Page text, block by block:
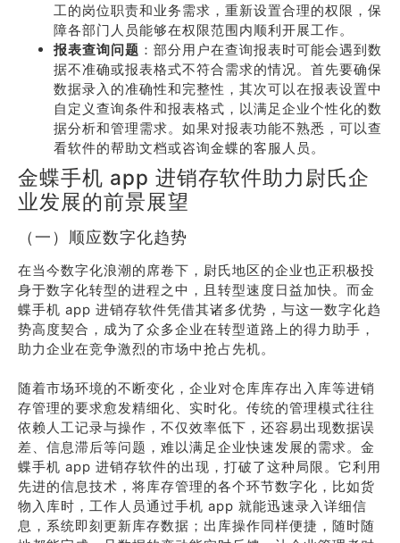
工的岗位职责和业务需求，重新设置合理的权限，保
障各部门人员能够在权限范围内顺利开展工作。
报表查询问题 ：部分用户在查询报表时可能会遇到数
据不准确或报表格式不符合需求的情况。首先要确保
数据录入的准确性和完整性，其次可以在报表设置中
自定义查询条件和报表格式，以满足企业个性化的数
据分析和管理需求。如果对报表功能不熟悉，可以查
看软件的帮助文档或咨询金蝶的客服人员。
金蝶手机 app 进销存软件助力尉氏企
业发展的前景展望
（一）顺应数字化趋势
在当今数字化浪潮的席卷下，尉氏地区的企业也正积极投
身于数字化转型的进程之中，且转型速度日益加快。而金
蝶手机 app 进销存软件凭借其诸多优势，与这一数字化趋
势高度契合，成为了众多企业在转型道路上的得力助手，
助力企业在竞争激烈的市场中抢占先机。
随着市场环境的不断变化，企业对仓库库存出入库等进销
存管理的要求愈发精细化、实时化。传统的管理模式往往
依赖人工记录与操作，不仅效率低下，还容易出现数据误
差、信息滞后等问题，难以满足企业快速发展的需求。金
蝶手机 app 进销存软件的出现，打破了这种局限。它利用
先进的信息技术，将库存管理的各个环节数字化，比如货
物入库时，工作人员通过手机 app 就能迅速录入详细信
息，系统即刻更新库存数据；出库操作同样便捷，随时随